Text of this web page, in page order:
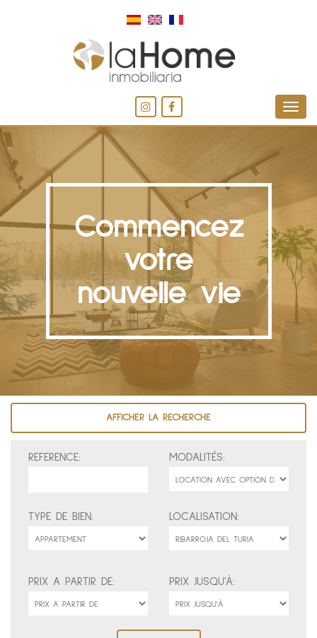
Commencez
votre
nouvelle vie
AFFICHER LA RECHERCHE
REFERENCE: MODALITÉS:
TYPE DE BIEN: LOCALISATION:
PRIX A PARTIR DE: PRIX JUSQU'À: